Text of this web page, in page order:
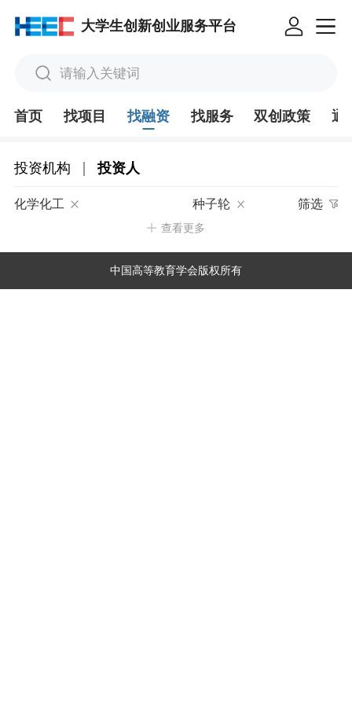
大学生创新创业服务平台
请输入关键词
首页 找项目 找融资 找服务 双创政策 通
投资机构 | 投资人
化学化工 种子轮 筛选
查看更多
中国高等教育学会版权所有